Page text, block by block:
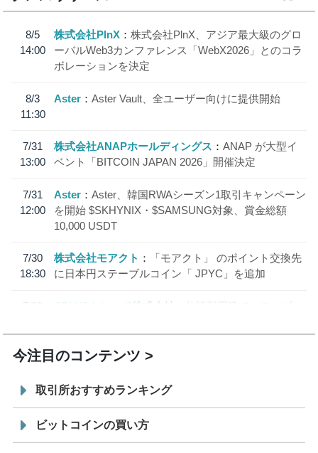
8/5
14:00
株式会社PlnX
株式会社PlnX、アジア最大級のグロ
ーバルWeb3カンファレンス「WebX2026」とのコラ
ボレーションを決定
8/3
11:30
Aster Aster Vault、全ユーザー向けに提供開始
7/31
13:00
株式会社ANAPホールディングス
ANAP が大型イ
ベント「BITCOIN JAPAN 2026」開催決定
7/31
12:00
Aster
Aster、韓国RWAシーズン1取引キャンペーン
を開始 $SKHYNIX・$SAMSUNG対象、賞金総額
10,000 USDT
7/30
18:30
株式会社モアクト
「モアクト」 のポイント交換先
に日本円ステーブルコイン「 JPYC」を追加
7/29
SBI VCトレード株式会社
信託型円建てステーブル
今注目のコンテンツ
取引所おすすめランキング
ビットコインの買い方